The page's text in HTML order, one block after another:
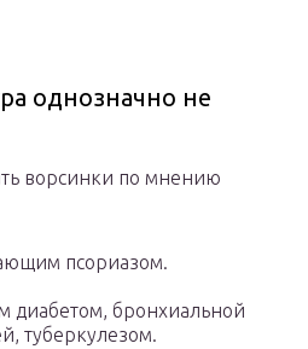
однозначно не
ворсинки по мнению
псориазом.
диабетом, бронхиальной
туберкулезом.